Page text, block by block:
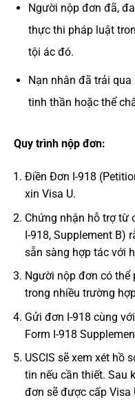
Người nộp đơn đã,
thực thi pháp luật
tội ác đó.
Nạn nhân đã trải
tinh thần hoặc thể
Quy trình nộp đơn:
Điền Đơn I-918
xin Visa U.
Chứng nhận hỗ trợ từ
I-918, Supplement B)
sẵn sàng hợp tác với
Người nộp đơn có
trong nhiều trường
Gửi đơn I-918 cùng
Form I-918
USCIS sẽ xem xét hồ
tin nếu cần thiết. Sau
đơn sẽ được cấp Visa